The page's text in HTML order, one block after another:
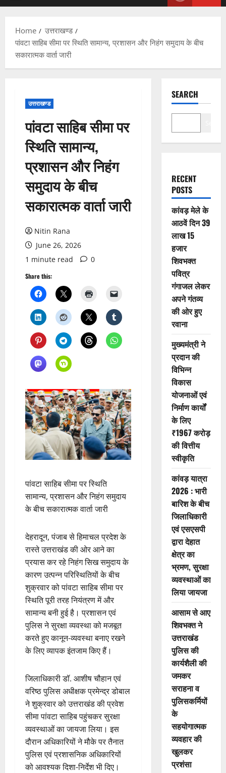
Home
उत्तराखण्ड
पांवटा साहिब सीमा पर स्थिति सामान्य, प्रशासन और निहंग समुदाय के बीच
सकारात्मक वार्ता जारी
उत्तराखण्ड
पांवटा साहिब सीमा पर
स्थिति सामान्य,
प्रशासन और निहंग
समुदाय के बीच
सकारात्मक वार्ता जारी
Nitin Rana
June 26, 2026
1 minute read
0
Share this:
पांवटा साहिब सीमा पर स्थिति
सामान्य, प्रशासन और निहंग समुदाय
के बीच सकारात्मक वार्ता जारी
देहरादून, पंजाब से हिमाचल प्रदेश के
रास्ते उत्तराखंड की ओर आने का
प्रयास कर रहे निहंग सिख समुदाय के
कारण उत्पन्न परिस्थितियों के बीच
शुक्रवार को पांवटा साहिब सीमा पर
स्थिति पूरी तरह नियंत्रण में और
सामान्य बनी हुई है। प्रशासन एवं
पुलिस ने सुरक्षा व्यवस्था को मजबूत
करते हुए कानून-व्यवस्था बनाए रखने
के लिए व्यापक इंतजाम किए हैं।
जिलाधिकारी डॉ. आशीष चौहान एवं
वरिष्ठ पुलिस अधीक्षक प्रमेन्द्र डोबाल
ने शुक्रवार को उत्तराखंड की प्रवेश
सीमा पांवटा साहिब पहुंचकर सुरक्षा
व्यवस्थाओं का जायजा लिया। इस
दौरान अधिकारियों ने मौके पर तैनात
पुलिस एवं प्रशासनिक अधिकारियों
को आवश्यक दिशा-निर्देश भी दिए।
SEARCH
RECENT
POSTS
कांवड़ मेले के
आठवें दिन 39
लाख 15
हजार
शिवभक्त
पवित्र
गंगाजल लेकर
अपने गंतव्य
की ओर हुए
रवाना
मुख्यमंत्री ने
प्रदान की
विभिन्न
विकास
योजनाओं एवं
निर्माण कार्यों
के लिए
₹1967 करोड़
की वित्तीय
स्वीकृति
कांवड़ यात्रा
2026 : भारी
बारिश के बीच
जिलाधिकारी
एवं एसएसपी
द्वारा देहात
क्षेत्र का
भ्रमण, सुरक्षा
व्यवस्थाओं का
लिया जायजा
आसाम से आए
शिवभक्त ने
उत्तराखंड
पुलिस की
कार्यशैली की
जमकर
सराहना व
पुलिसकर्मियों
के
सहयोगात्मक
व्यवहार की
खुलकर
प्रशंसा